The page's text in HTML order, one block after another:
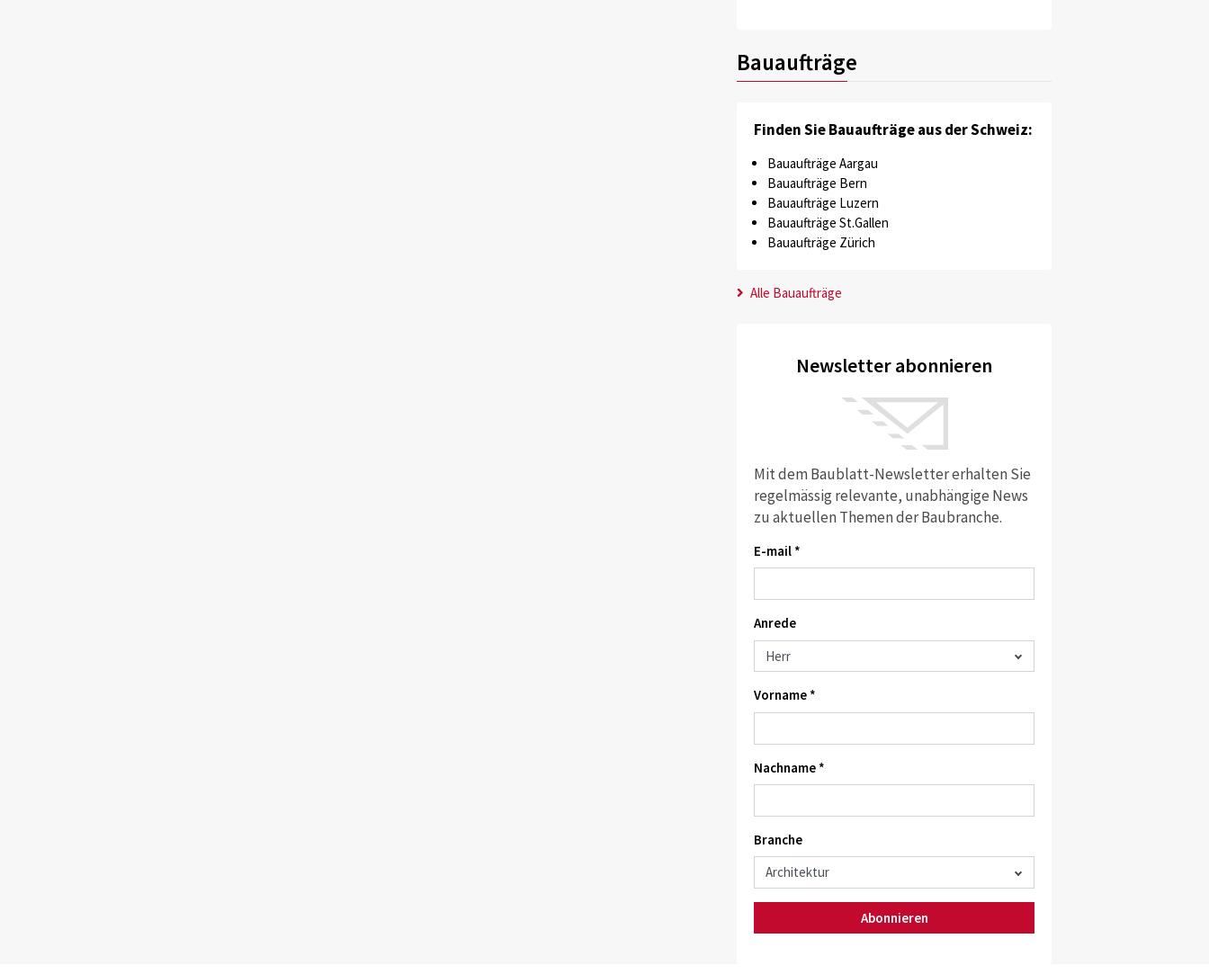
Bauaufträge
Finden Sie Bauaufträge aus der Schweiz:
Bauaufträge Aargau
Bauaufträge Bern
Bauaufträge Luzern
Bauaufträge St.Gallen
Bauaufträge Zürich
Alle Bauaufträge
Newsletter abonnieren
Mit dem Baublatt-Newsletter erhalten Sie
regelmässig relevante, unabhängige News
zu aktuellen Themen der Baubranche.
E-mail *
Anrede
Vorname *
Nachname *
Branche
Abonnieren